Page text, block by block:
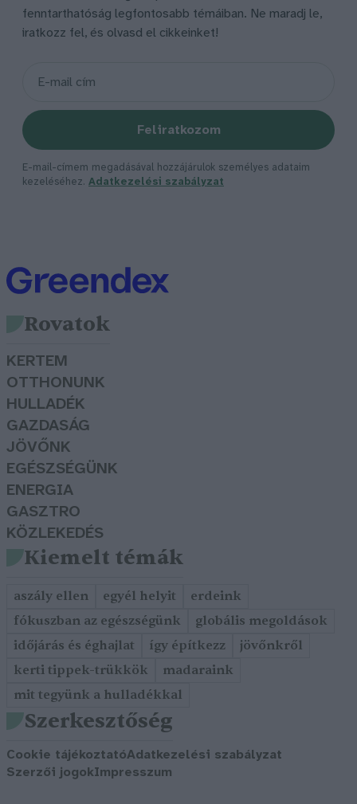
fenntarthatóság legfontosabb témáiban. Ne maradj le,
iratkozz fel, és olvasd el cikkeinket!
Feliratkozom
E-mail-címem megadásával hozzájárulok személyes adataim
kezeléséhez. Adatkezelési szabályzat
Rovatok
KERTEM
OTTHONUNK
HULLADÉK
GAZDASÁG
JÖVŐNK
EGÉSZSÉGÜNK
ENERGIA
GASZTRO
KÖZLEKEDÉS
Kiemelt témák
aszály ellen egyél helyit
erdeink
fókuszban az egészségünk
globális megoldások
időjárás és éghajlat
így építkezz
jövőnkről
kerti tippek-trükkök
madaraink
mit tegyünk a hulladékkal
Szerkesztőség
Cookie tájékoztatóAdatkezelési szabályzat
Szerzői jogokImpresszum